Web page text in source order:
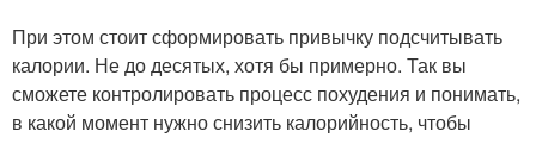
При этом стоит сформировать привычку подсчитывать
калории. Не до десятых, хотя бы примерно. Так вы
сможете контролировать процесс похудения и понимать,
в какой момент нужно снизить калорийность, чтобы